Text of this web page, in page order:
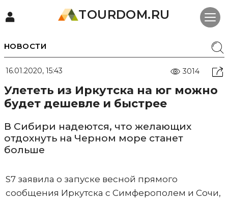
TOURDOM.RU
НОВОСТИ
16.01.2020, 15:43 3014
Улететь из Иркутска на юг можно
будет дешевле и быстрее
В Сибири надеются, что желающих
отдохнуть на Черном море станет
больше
S7 заявила о запуске весной прямого
сообщения Иркутска с Симферополем и Сочи,